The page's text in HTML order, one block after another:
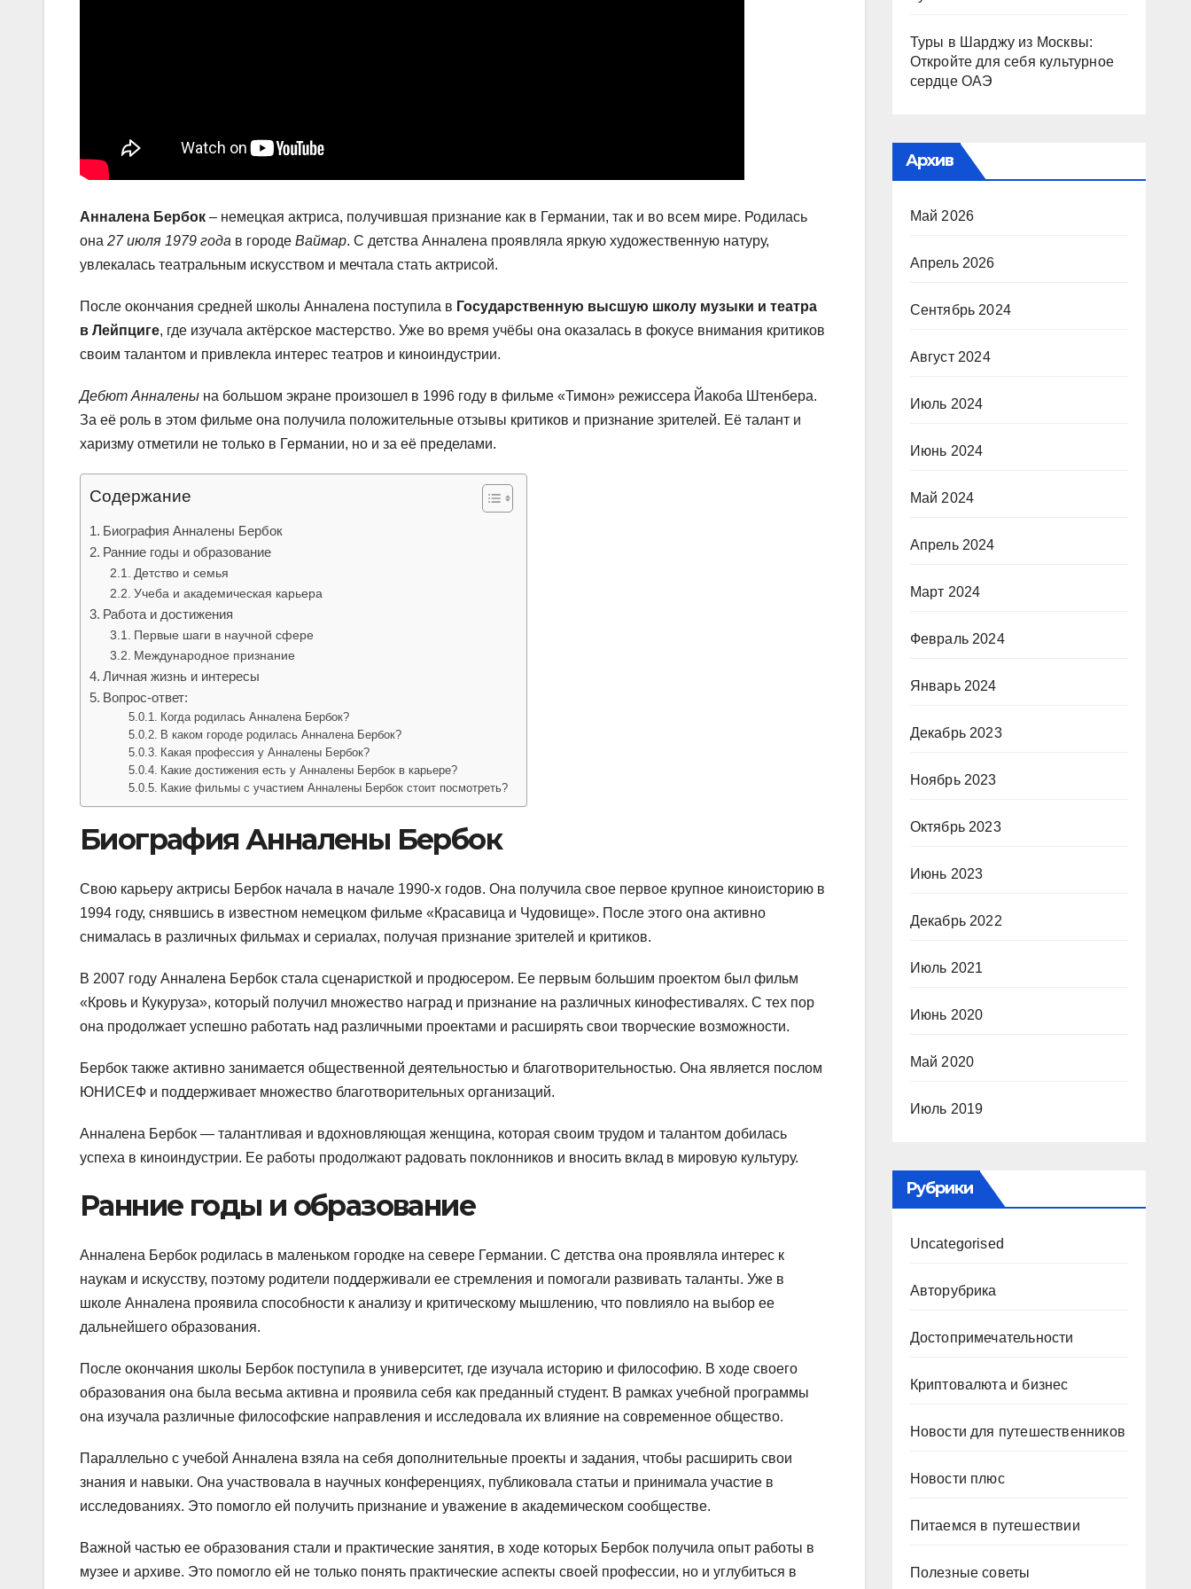
Анналена Бербок – немецкая актриса, получившая признание как в Германии, так и во всем мире. Родилась
она 27 июля 1979 года в городе Ваймар. С детства Анналена проявляла яркую художественную натуру,
увлекалась театральным искусством и мечтала стать актрисой.
После окончания средней школы Анналена поступила в Государственную высшую школу музыки и театра
в Лейпциге, где изучала актёрское мастерство. Уже во время учёбы она оказалась в фокусе внимания критиков
своим талантом и привлекла интерес театров и киноиндустрии.
Дебют Анналены на большом экране произошел в 1996 году в фильме «Тимон» режиссера Йакоба Штенбера.
За её роль в этом фильме она получила положительные отзывы критиков и признание зрителей. Её талант и
харизму отметили не только в Германии, но и за её пределами.
Содержание
Биография Анналены Бербок
Ранние годы и образование
Детство и семья
Учеба и академическая карьера
Работа и достижения
Первые шаги в научной сфере
Международное признание
Личная жизнь и интересы
Вопрос-ответ:
Когда родилась Анналена Бербок?
В каком городе родилась Анналена Бербок?
Какая профессия у Анналены Бербок?
Какие достижения есть у Анналены Бербок в карьере?
Какие фильмы с участием Анналены Бербок стоит посмотреть?
Биография Анналены Бербок
Свою карьеру актрисы Бербок начала в начале 1990-х годов. Она получила свое первое крупное киноисторию в
1994 году, снявшись в известном немецком фильме «Красавица и Чудовище». После этого она активно
снималась в различных фильмах и сериалах, получая признание зрителей и критиков.
В 2007 году Анналена Бербок стала сценаристкой и продюсером. Ее первым большим проектом был фильм
«Кровь и Кукуруза», который получил множество наград и признание на различных кинофестивалях. С тех пор
она продолжает успешно работать над различными проектами и расширять свои творческие возможности.
Бербок также активно занимается общественной деятельностью и благотворительностью. Она является послом
ЮНИСЕФ и поддерживает множество благотворительных организаций.
Анналена Бербок — талантливая и вдохновляющая женщина, которая своим трудом и талантом добилась
успеха в киноиндустрии. Ее работы продолжают радовать поклонников и вносить вклад в мировую культуру.
Ранние годы и образование
Анналена Бербок родилась в маленьком городке на севере Германии. С детства она проявляла интерес к
наукам и искусству, поэтому родители поддерживали ее стремления и помогали развивать таланты. Уже в
школе Анналена проявила способности к анализу и критическому мышлению, что повлияло на выбор ее
дальнейшего образования.
После окончания школы Бербок поступила в университет, где изучала историю и философию. В ходе своего
образования она была весьма активна и проявила себя как преданный студент. В рамках учебной программы
она изучала различные философские направления и исследовала их влияние на современное общество.
Параллельно с учебой Анналена взяла на себя дополнительные проекты и задания, чтобы расширить свои
знания и навыки. Она участвовала в научных конференциях, публиковала статьи и принимала участие в
исследованиях. Это помогло ей получить признание и уважение в академическом сообществе.
Важной частью ее образования стали и практические занятия, в ходе которых Бербок получила опыт работы в
музее и архиве. Это помогло ей не только понять практические аспекты своей профессии, но и углубиться в
Туры в Шарджу из Москвы:
Откройте для себя культурное
сердце ОАЭ
Архив
Май 2026
Апрель 2026
Сентябрь 2024
Август 2024
Июль 2024
Июнь 2024
Май 2024
Апрель 2024
Март 2024
Февраль 2024
Январь 2024
Декабрь 2023
Ноябрь 2023
Октябрь 2023
Июнь 2023
Декабрь 2022
Июль 2021
Июнь 2020
Май 2020
Июль 2019
Рубрики
Uncategorised
Авторубрика
Достопримечательности
Криптовалюта и бизнес
Новости для путешественников
Новости плюс
Питаемся в путешествии
Полезные советы